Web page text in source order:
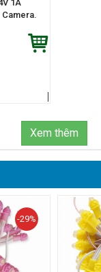
1A
Xem thêm
-29%